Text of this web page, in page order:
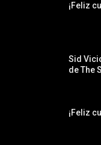
¡Feliz
Sid
de The
¡Feliz